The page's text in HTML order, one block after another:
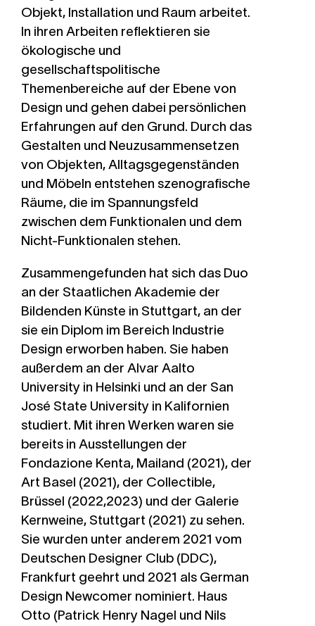
Objekt, Installation und Raum arbeitet.
In ihren Arbeiten reflektieren sie
ökologische und
gesellschaftspolitische
Themenbereiche auf der Ebene von
Design und gehen dabei persönlichen
Erfahrungen auf den Grund. Durch das
Gestalten und Neuzusammensetzen
von Objekten, Alltagsgegenständen
und Möbeln entstehen szenografische
Räume, die im Spannungsfeld
zwischen dem Funktionalen und dem
Nicht-Funktionalen stehen.
Zusammengefunden hat sich das Duo
an der Staatlichen Akademie der
Bildenden Künste in Stuttgart, an der
sie ein Diplom im Bereich Industrie
Design erworben haben. Sie haben
außerdem an der Alvar Aalto
University in Helsinki und an der San
José State University in Kalifornien
studiert. Mit ihren Werken waren sie
bereits in Ausstellungen der
Fondazione Kenta, Mailand (2021), der
Art Basel (2021), der Collectible,
Brüssel (2022,2023) und der Galerie
Kernweine, Stuttgart (2021) zu sehen.
Sie wurden unter anderem 2021 vom
Deutschen Designer Club (DDC),
Frankfurt geehrt und 2021 als German
Design Newcomer nominiert. Haus
Otto (Patrick Henry Nagel und Nils